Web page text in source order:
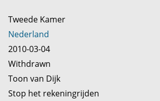
Tweede Kamer
Nederland
2010-03-04
Withdrawn
Toon van Dijk
Stop het rekeningrijden